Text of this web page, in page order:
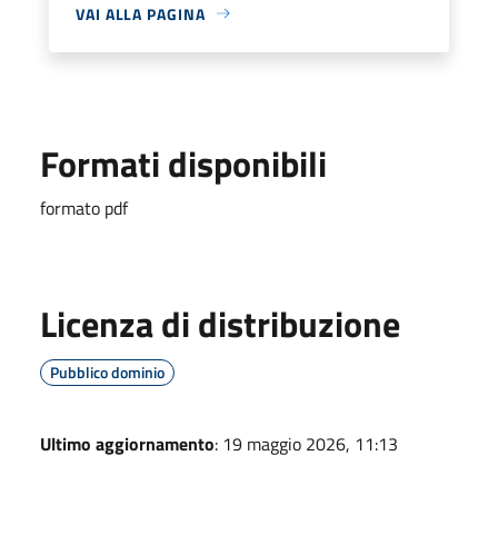
VAI ALLA PAGINA
Formati disponibili
formato pdf
Licenza di distribuzione
Pubblico dominio
Ultimo aggiornamento: 19 maggio 2026, 11:13